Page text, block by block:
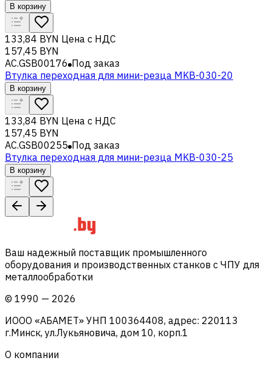
В корзину
133,84 BYN Цена с НДС
157,45 BYN
AC.GSB00176 Под заказ
Втулка переходная для мини-резца MKB-030-20
В корзину
133,84 BYN Цена с НДС
157,45 BYN
AC.GSB00255 Под заказ
Втулка переходная для мини-резца MKB-030-25
В корзину
Ваш надежный поставщик промышленного
оборудования и производственных станков с ЧПУ для
металлообработки
© 1990 — 2026
ИООО «АБАМЕТ» УНП 100364408, адрес: 220113
г.Минск, ул.Лукьяновича, дом 10, корп.1
О компании